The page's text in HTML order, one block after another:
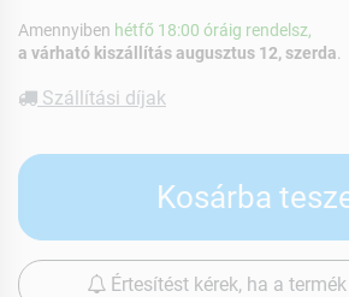
Amennyiben hétfő 18:00 óráig rendelsz,
a várható kiszállítás augusztus 12, szerda
Szállítási díjak
Kosárba
Értesítést kérek, ha a